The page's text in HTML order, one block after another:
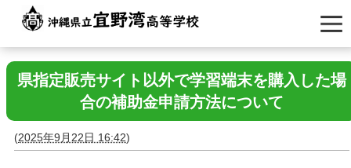
県指定販売サイト以外で学習端末を購入した場
合の補助金申請方法について
(2025年9月22日 16:42)